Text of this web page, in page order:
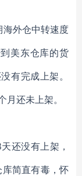
外仓中转速度
美东仓库的货
有完成上架。
还未上架。
还没有上架，
简直有毒，怀